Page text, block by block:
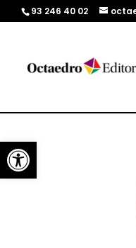
Abrir barra de herramientas
93 246 40 02